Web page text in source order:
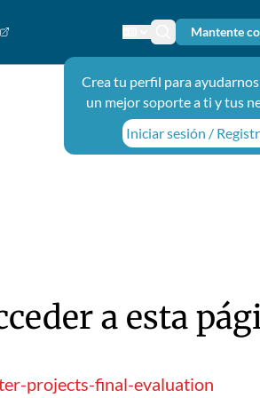
Cambiar el idioma
Ícono de
Mantente
Crea tu perfil para
un mejor soporte a ti y tus
Iniciar sesión /
a esta
projects-final-evaluation